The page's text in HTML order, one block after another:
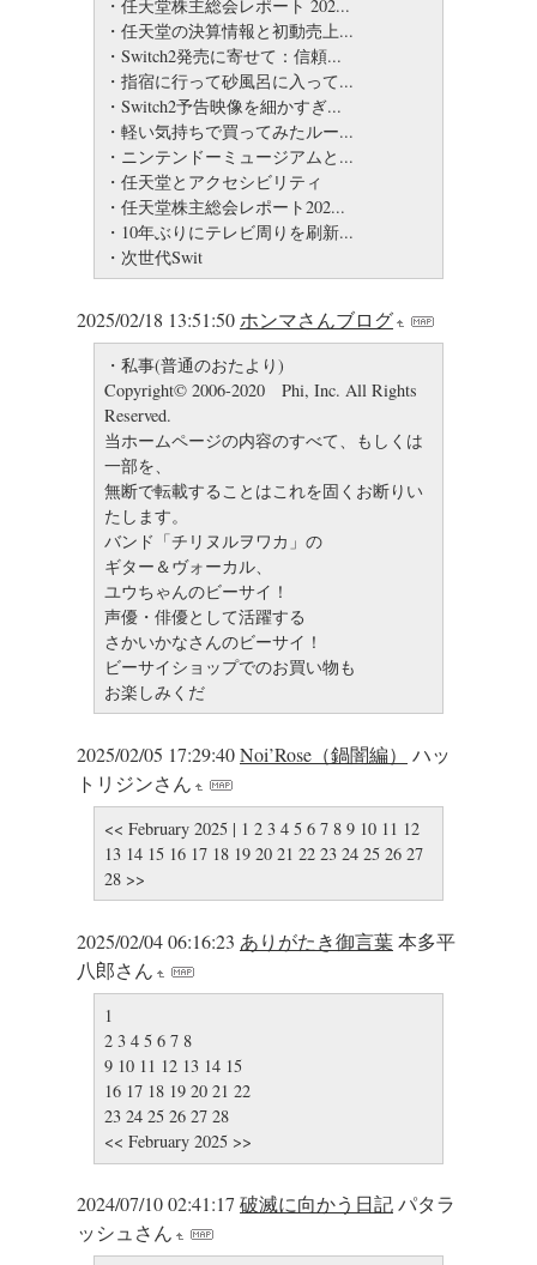
・任天堂株主総会レポート 202...
・任天堂の決算情報と初動売上...
・Switch2発売に寄せて：信頼...
・指宿に行って砂風呂に入って...
・Switch2予告映像を細かすぎ...
・軽い気持ちで買ってみたルー...
・ニンテンドーミュージアムと...
・任天堂とアクセシビリティ
・任天堂株主総会レポート202...
・10年ぶりにテレビ周りを刷新...
・次世代Swit
2025/02/18 13:51:50 ホンマさんブログ
・私事(普通のおたより)
Copyright© 2006-2020 Phi, Inc. All Rights
Reserved.
当ホームページの内容のすべて、もしくは
一部を、
無断で転載することはこれを固くお断りい
たします。
バンド「チリヌルヲワカ」の
ギター＆ヴォーカル、
ユウちゃんのビーサイ！
声優・俳優として活躍する
さかいかなさんのビーサイ！
ビーサイショップでのお買い物も
お楽しみくだ
2025/02/05 17:29:40Noi’Rose（鍋闇編）
ハッ
トリジンさん
<< February 2025 | 1 2 3 4 5 6 7 8 9 10 11 12
13 14 15 16 17 18 19 20 21 22 23 24 25 26 27
28 >>
2025/02/04 06:16:23 ありがたき御言葉本多平
八郎さん
1
2 3 4 5 6 7 8
9 10 11 12 13 14 15
16 17 18 19 20 21 22
23 24 25 26 27 28
<< February 2025 >>
2024/07/10 02:41:17 破滅に向かう日記パタラ
ッシュさん